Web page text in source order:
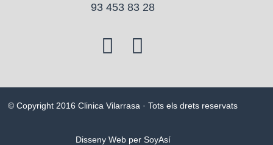
93 453 83 28
© Copyright 2016 Clinica Vilarrasa · Tots els drets reservats
Disseny Web per SoyAsí